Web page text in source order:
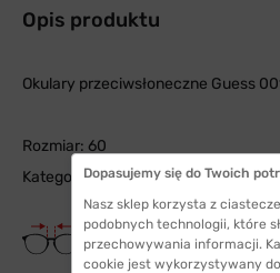
Opis produktu
Okulary przeciwsłoneczne Guess
Rozmiar: 60
Kategoria filtra: 3
Szerokość mostka
16 mm
Dopasujemy się do Twoich
Nasz sklep korzysta z
podobnych technologii, które
przechowywania informacji.
cookie jest wykorzystywany